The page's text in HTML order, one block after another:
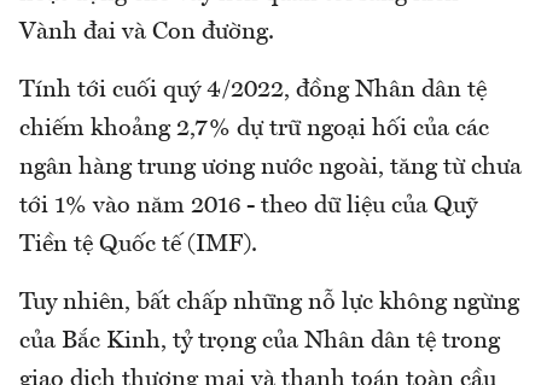
Vành đai và Con đường.
Tính tới cuối quý 4/2022, đồng Nhân dân tệ
chiếm khoảng 2,7% dự trữ ngoại hối của các
ngân hàng trung ương nước ngoài, tăng từ chưa
tới 1% vào năm 2016 - theo dữ liệu của Quỹ
Tiền tệ Quốc tế (IMF).
Tuy nhiên, bất chấp những nỗ lực không ngừng
của Bắc Kinh, tỷ trọng của Nhân dân tệ trong